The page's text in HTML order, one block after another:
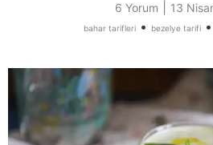
6 Yorum 13
bahar tarifleri• bezelye tarifi•